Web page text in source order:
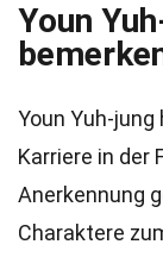
Youn
Youn Yuh-
Karriere in der
Anerkennung
Charaktere